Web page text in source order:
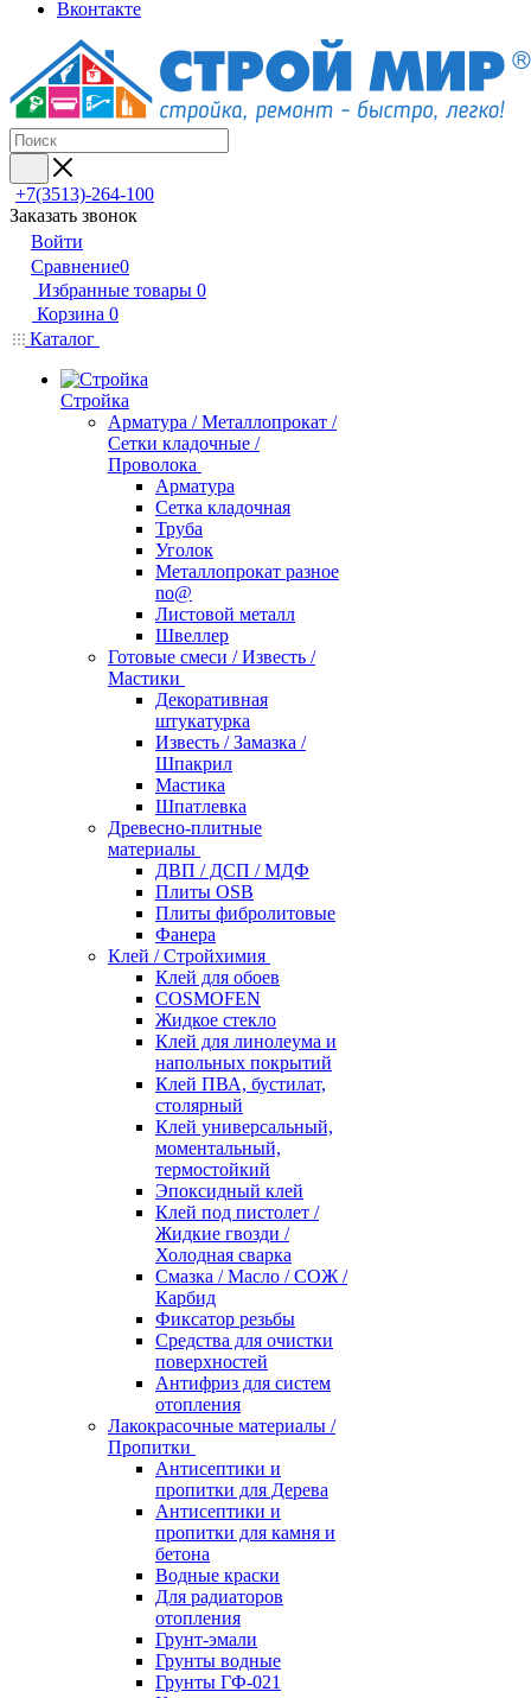
Вконтакте
+7(3513)-264-100
Заказать звонок
Войти
Сравнение0
Избранные товары 0
Корзина 0
Каталог
Стройка
Арматура / Металлопрокат /
Сетки кладочные /
Проволока
Арматура
Сетка кладочная
Труба
Уголок
Металлопрокат разное
no@
Листовой металл
Швеллер
Готовые смеси / Известь /
Мастики
Декоративная
штукатурка
Известь / Замазка /
Шпакрил
Мастика
Шпатлевка
Древесно-плитные
материалы
ДВП / ДСП / МДФ
Плиты OSB
Плиты фибролитовые
Фанера
Клей / Стройхимия
Клей для обоев
COSMOFEN
Жидкое стекло
Клей для линолеума и
напольных покрытий
Клей ПВА, бустилат,
столярный
Клей универсальный,
моментальный,
термостойкий
Эпоксидный клей
Клей под пистолет /
Жидкие гвозди /
Холодная сварка
Смазка / Масло / СОЖ /
Карбид
Фиксатор резьбы
Средства для очистки
поверхностей
Антифриз для систем
отопления
Лакокрасочные материалы /
Пропитки
Антисептики и
пропитки для Дерева
Антисептики и
пропитки для камня и
бетона
Водные краски
Для радиаторов
отопления
Грунт-эмали
Грунты водные
Грунты ГФ-021